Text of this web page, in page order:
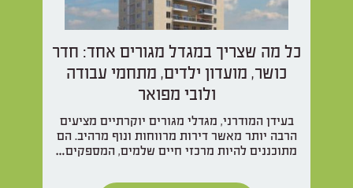
כל מה שצריך במגדל מגורים אחד: חדר
כושר, מועדון ילדים, מתחמי עבודה
ולובי מפואר
בעידן המודרני, מגדלי מגורים יוקרתיים מציעים
הרבה יותר מאשר דירות מרווחות ונוף מרהיב. הם
מתוכננים להיות מרכזי חיים שלמים, המספקים…